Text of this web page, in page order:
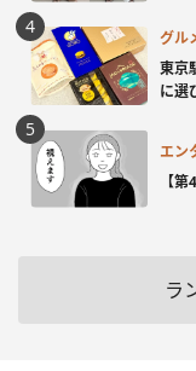
グル
東京
に選
エン
【
ラ